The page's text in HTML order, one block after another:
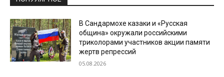
В Сандармохе казаки и «Русская
община» окружали российскими
триколорами участников акции памяти
жертв репрессий
05.08.2026